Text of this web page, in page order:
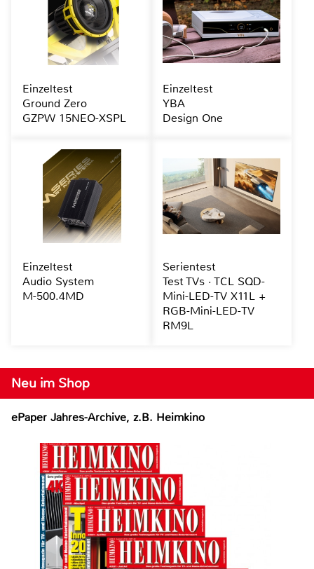
Neu im Shop
ePaper Jahres-Archive, z.B. Heimkino
Einzeltest
Ground Zero
GZPW 15NEO-XSPL
Einzeltest
YBA
Design One
Einzeltest
Audio System
M-500.4MD
Serientest
Test TVs · TCL SQD-
Mini-LED-TV X11L +
RGB-Mini-LED-TV
RM9L